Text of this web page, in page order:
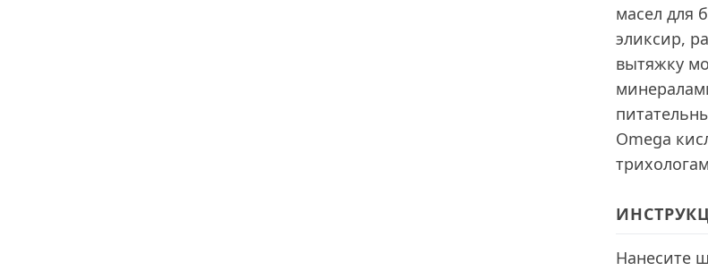
масел для
эликсир,
вытяжку
Omega
Нанесите